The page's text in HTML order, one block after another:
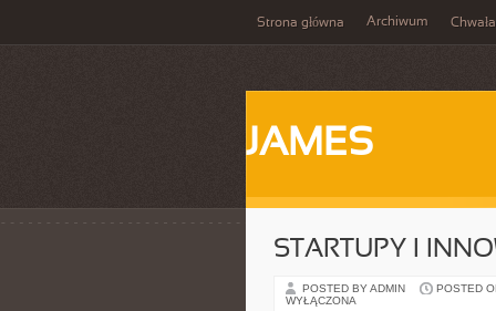
Strona główna Archiwum Chwała
JAMES
STARTUPY I
POSTED BY ADMIN POSTED
WYŁĄCZONA